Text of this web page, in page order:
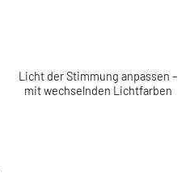
Licht der Stimmung anpassen –
mit wechselnden Lichtfarben